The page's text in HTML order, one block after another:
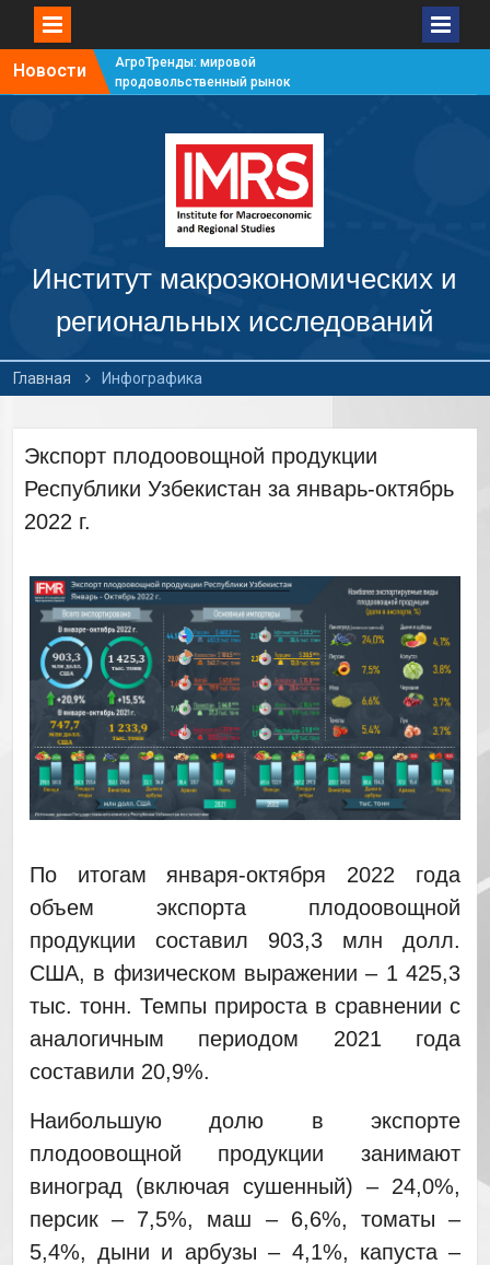
Новости
АгроТренды: мировой
продовольственный рынок
продовольственный рынок
АгроТренды: мировой
продовольственный рынок
АгроТренды: мировой
#4
Институт макроэкономических и
региональных исследований
Главная Инфографика
Экспорт плодоовощной продукции
Республики Узбекистан за январь-октябрь
2022 г.
По итогам января-октября 2022 года
объем экспорта плодоовощной
продукции составил 903,3 млн долл.
США, в физическом выражении – 1 425,3
тыс. тонн. Темпы прироста в сравнении с
аналогичным периодом 2021 года
составили 20,9%.
Наибольшую долю в экспорте
плодоовощной продукции занимают
виноград (включая сушенный) – 24,0%,
персик – 7,5%, маш – 6,6%, томаты –
5,4%, дыни и арбузы – 4,1%, капуста –